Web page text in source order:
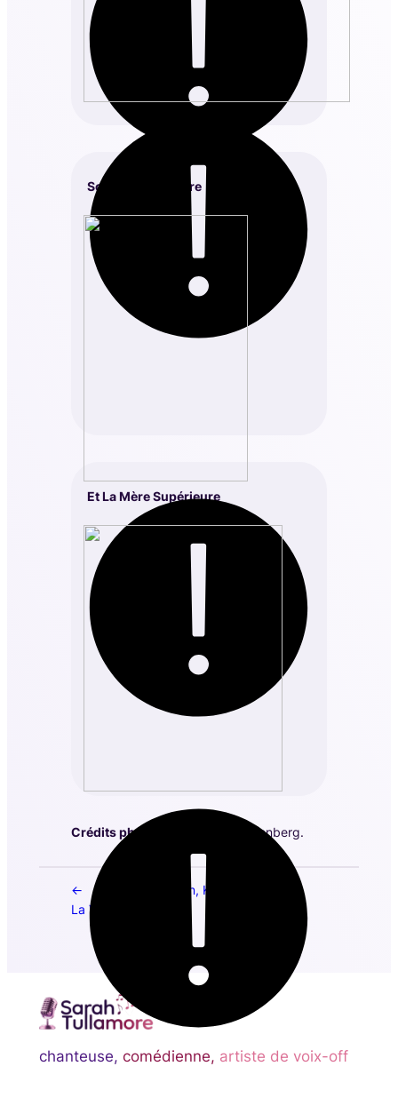
Sœur Marie Lazare
Et La Mère Supérieure
Crédits photos : Brinkhoff/Morgenberg.
Singin’ in the Rain, Kilworth House
La Vie Parisienne
chanteuse, comédienne, artiste de voix-off